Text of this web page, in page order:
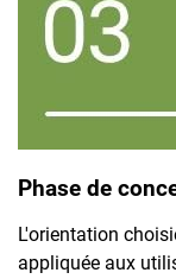
Phase de
L'orientation
appliquée aux